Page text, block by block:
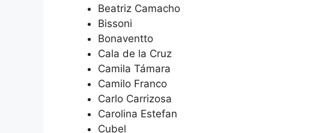
Beatriz Camacho
Bissoni
Bonaventto
Cala de la Cruz
Camila Támara
Camilo Franco
Carlo Carrizosa
Carolina Estefan
Cubel